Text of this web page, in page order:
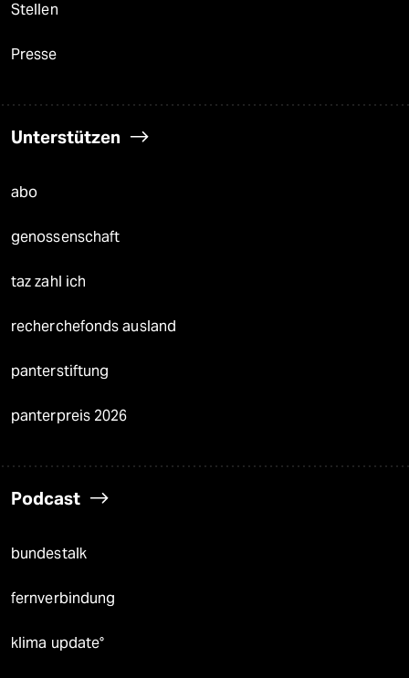
Stellen
Presse
Unterstützen
abo
genossenschaft
taz zahl ich
recherchefonds ausland
panterstiftung
panterpreis 2026
Podcast
bundestalk
fernverbindung
klima update°